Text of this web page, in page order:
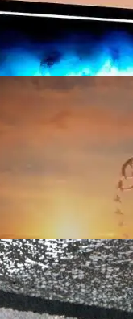
Ворота
Дом:
Pro (2017) —